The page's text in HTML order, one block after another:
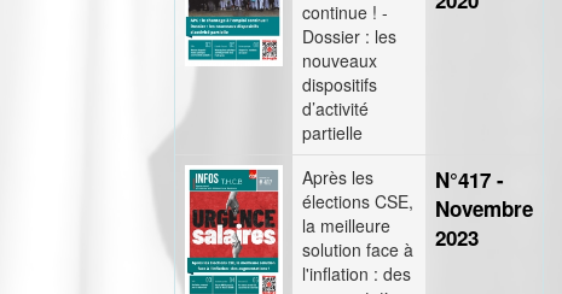
continue ! -
Dossier : les
nouveaux
dispositifs
d’activité
partielle
Après les
élections CSE,
la meilleure
solution face à
l'inflation : des
N°417 -
Novembre
2023